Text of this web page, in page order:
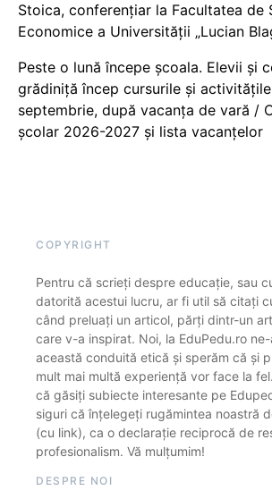
Stoica, conferențiar la Facultatea de
Economice a Universității „Lucian
Peste o lună începe școala. Elevii și
grădiniță încep cursurile și
septembrie, după vacanța de vară /
școlar 2026-2027 și lista vacanțelor
COPYRIGHT
Pentru că scrieți despre educație, sau
datorită acestui lucru, ar fi util să citați
când preluați un articol, părți dintr-un
care v-a inspirat. Noi, la EduPedu.ro
această conduită etică și sperăm că și
mult mai multă experiență vor face la
că găsiți subiecte interesante pe
siguri că înțelegeți rugămintea noastră
(cu link), ca o declarație reciprocă de
profesionalism. Vă mulțumim!
DESPRE NOI